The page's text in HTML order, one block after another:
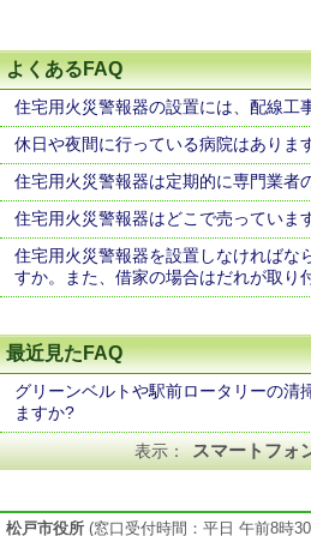
よくあるFAQ
住宅用火災警報器の設置には、配線工
休日や夜間に行っている病院はありま
住宅用火災警報器は定期的に専門業者
住宅用火災警報器はどこで売っていま
住宅用火災警報器を設置しなければな
すか。また、借家の場合はだれが取り
最近見たFAQ
グリーンベルトや駅前ロータリーの清
ますか?
表示： スマートフォ
松戸市役所 (窓口受付時間：平日 午前8時